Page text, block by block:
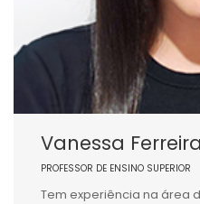
Vanessa
PROFESSOR DE ENSINO SUPERIOR
Tem experiência na área